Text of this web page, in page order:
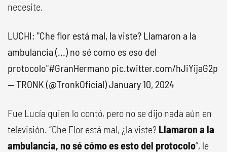
necesite.
LUCHI: "Che flor está mal, la viste? Llamaron a la
ambulancia (...) no sé como es eso del
protocolo"#GranHermano pic.twitter.com/hJiYijaG2p
— TRONK (@TronkOficial)January 10, 2024
Fue Lucía quien lo contó, pero no se dijo nada aún en
televisión. “Che Flor está mal, ¿la viste? Llamaron a la
ambulancia, no sé cómo es esto del protocolo”, le